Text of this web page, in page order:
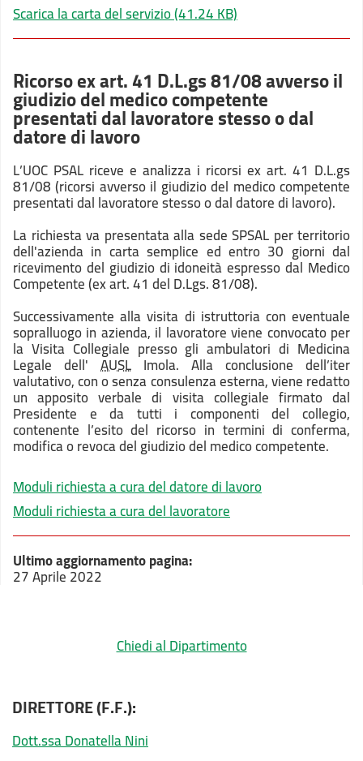
Scarica la carta del servizio(41.24 KB)
Ricorso ex art. 41 D.L.gs 81/08 avverso il
giudizio del medico competente
presentati dal lavoratore stesso o dal
datore di lavoro
L’UOC PSAL riceve e analizza i ricorsi ex art. 41 D.L.gs
81/08 (ricorsi avverso il giudizio del medico competente
presentati dal lavoratore stesso o dal datore di lavoro).
La richiesta va presentata alla sede SPSAL per territorio
dell'azienda in carta semplice ed entro 30 giorni dal
ricevimento del giudizio di idoneità espresso dal Medico
Competente (ex art. 41 del D.Lgs. 81/08).
Successivamente alla visita di istruttoria con eventuale
sopralluogo in azienda, il lavoratore viene convocato per
la Visita Collegiale presso gli ambulatori di Medicina
Legale dell' AUSL Imola. Alla conclusione dell’iter
valutativo, con o senza consulenza esterna, viene redatto
un apposito verbale di visita collegiale firmato dal
Presidente e da tutti i componenti del collegio,
contenente l’esito del ricorso in termini di conferma,
modifica o revoca del giudizio del medico competente.
Moduli richiesta a cura del datore di lavoro
Moduli richiesta a cura del lavoratore
Ultimo aggiornamento pagina:
27 Aprile 2022
Chiedi al Dipartimento
DIRETTORE (F.F.):
Dott.ssa Donatella Nini